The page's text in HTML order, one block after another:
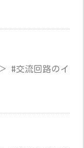
#交流回路のイ